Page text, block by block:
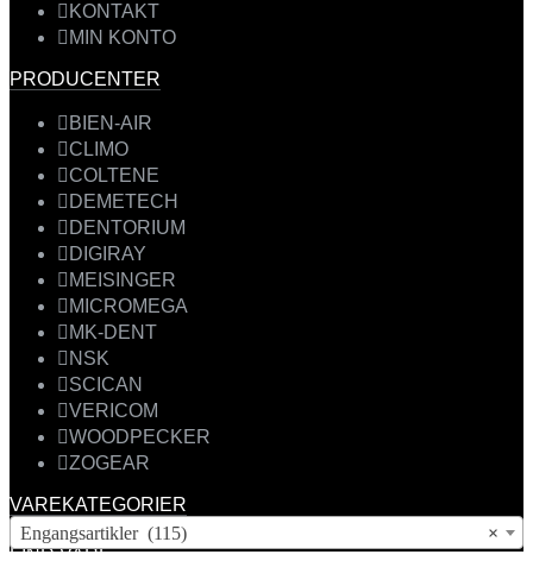
KONTAKT
MIN KONTO
PRODUCENTER
BIEN-AIR
CLIMO
COLTENE
DEMETECH
DENTORIUM
DIGIRAY
MEISINGER
MICROMEGA
MK-DENT
NSK
SCICAN
VERICOM
WOODPECKER
ZOGEAR
VAREKATEGORIER
×
Engangsartikler (115)
FIND VARE